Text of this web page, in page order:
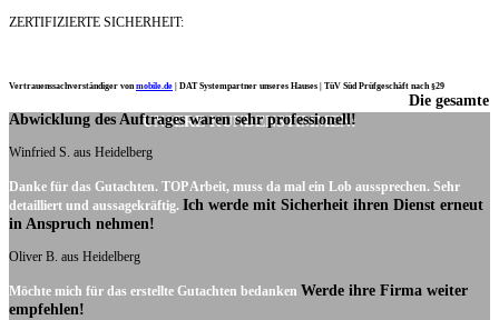
ZERTIFIZIERTE SICHERHEIT:
Vertrauenssachverständiger vonmobile.de DAT Systempartner unseres Hauses | TüV Süd Prüfgeschäft nach §29
UNSERE KUNDENSTIMMEN:
Die gesamte
Abwicklung des Auftrages waren sehr professionell!
Winfried S. aus Heidelberg
Danke für das Gutachten. TOP Arbeit, muss da mal ein Lob aussprechen. Sehr
detailliert und aussagekräftig. Ich werde mit Sicherheit ihren Dienst erneut
in Anspruch nehmen!
Oliver B. aus Heidelberg
Möchte mich für das erstellte Gutachten bedanken Werde ihre Firma weiter
empfehlen!